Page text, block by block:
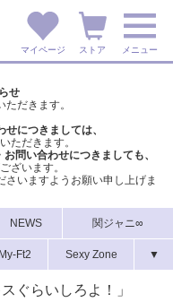
マイページ ストア メニュー
せ
だきます。
につきましては、
ただきます。
お問い合わせにつきましても、
ざいます。
さいますようお願い申し上げま
NEWS 関ジャニ∞
Ft2 Sexy Zone ▼
ぐらいしろよ！」